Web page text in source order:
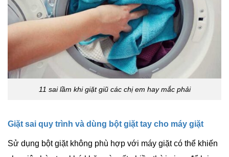
11 sai lầm khi giặt giũ các chị em hay mắc phải
Giặt sai quy trình và dùng bột giặt tay cho máy giặt
Sử dụng bột giặt không phù hợp với máy giặt có thể khiến